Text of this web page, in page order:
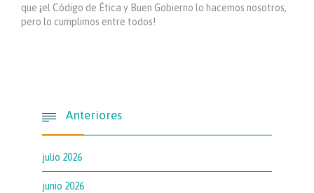
que ¡el Código de Ética y Buen Gobierno lo hacemos nosotros,
pero lo cumplimos entre todos!
 Anteriores
julio 2026
junio 2026